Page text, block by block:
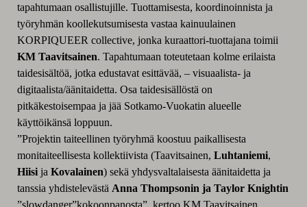
tapahtumaan osallistujille. Tuottamisesta, koordinoinnista ja
työryhmän koollekutsumisesta vastaa kainuulainen
KORPIQUEER collective, jonka kuraattori-tuottajana toimii
KM Taavitsainen. Tapahtumaan toteutetaan kolme erilaista
taidesisältöä, jotka edustavat esittävää, – visuaalista- ja
digitaalista/äänitaidetta. Osa taidesisällöstä on
pitkäkestoisempaa ja jää Sotkamo-Vuokatin alueelle
käyttöikänsä loppuun.
”Projektin taiteellinen työryhmä koostuu paikallisesta
monitaiteellisesta kollektiivista (Taavitsainen, Luhtaniemi,
Hiisija Kovalainen) sekä yhdysvaltalaisesta äänitaidetta ja
tanssia yhdistelevästä Anna Thompsonin ja Taylor Knightin
”slowdanger”kokoonpanosta”, kertoo KM Taavitsainen.